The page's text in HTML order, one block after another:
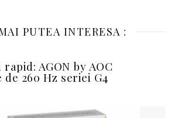
PUTEA INTERESA :
AGON by AOC
de 260 Hz seriei G4